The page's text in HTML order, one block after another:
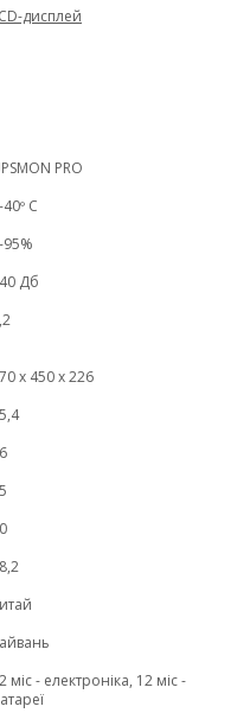
дисплей
PRO
C
95%
Дб
х 450 х 226
міс - електроніка, 12 міс -